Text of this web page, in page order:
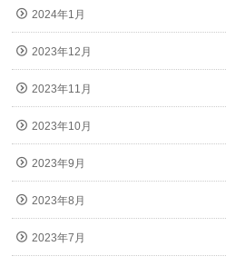
2024年1月
2023年12月
2023年11月
2023年10月
2023年9月
2023年8月
2023年7月